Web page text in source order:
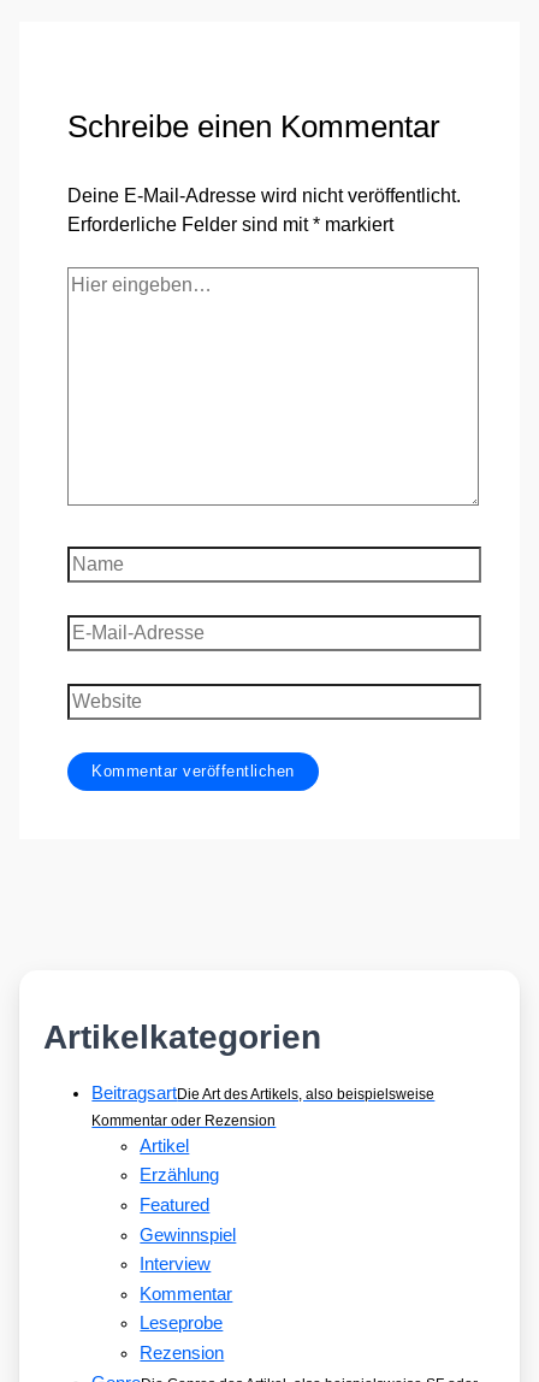
Schreibe einen Kommentar
Deine E-Mail-Adresse wird nicht veröffentlicht.
Erforderliche Felder sind mit* markiert
Hier
Name
E-
Mail-
Adresse
Website
Artikelkategorien
BeitragsartDie Art des Artikels, also beispielsweise
Kommentar oder Rezension
Artikel
Erzählung
Featured
Gewinnspiel
Interview
Kommentar
Leseprobe
Rezension